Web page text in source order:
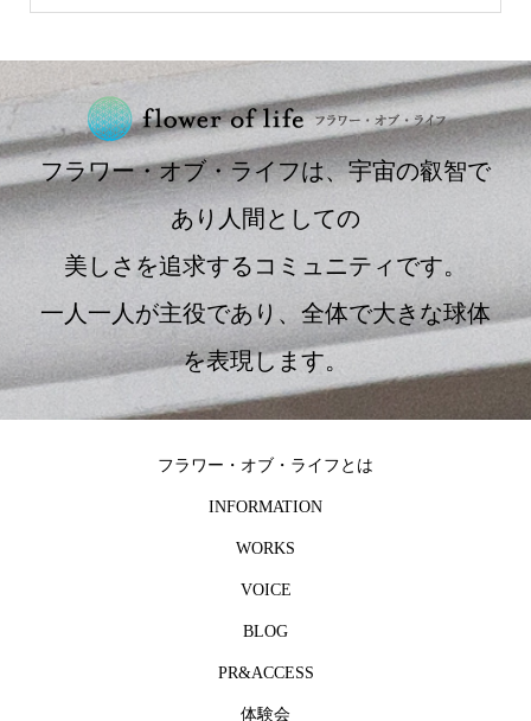
フラワー・オブ・ライフは、宇宙の叡智で
あり人間としての
美しさを追求するコミュニティです。
一人一人が主役であり、全体で大きな球体
を表現します。
フラワー・オブ・ライフとは
INFORMATION
WORKS
VOICE
BLOG
PR&ACCESS
体験会